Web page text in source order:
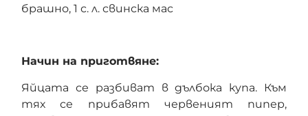
брашно, 1 с. л. свинска мас
Начин на приготвяне:
Яйцата се разбиват в дълбока купа. Към
тях се прибавят червеният пипер,